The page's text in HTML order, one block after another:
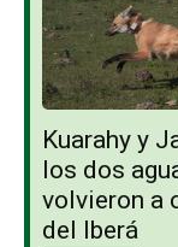
Kuarahy y
los dos
volvieron a
del Iberá